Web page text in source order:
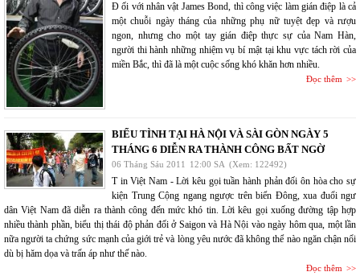
Đ ối với nhân vật James Bond, thì công việc làm gián điệp là cả
một chuỗi ngày tháng của những phụ nữ tuyệt đẹp và rượu
ngon, nhưng cho một tay gián điệp thực sự của Nam Hàn,
người thi hành những nhiệm vụ bí mật tại khu vực tách rời của
miền Bắc, thì đã là một cuộc sống khó khăn hơn nhiều.
Đọc thêm
BIỂU TÌNH TẠI HÀ NỘI VÀ SÀI GÒN NGÀY 5
THÁNG 6 DIỄN RA THÀNH CÔNG BẤT NGỜ
06 Tháng Sáu 2011 12:00 SA (Xem: 122492)
T in Việt Nam - Lời kêu gọi tuần hành phản đối ôn hòa cho sự
kiện Trung Cộng ngang ngược trên biển Đông, xua đuổi ngư
dân Việt Nam đã diễn ra thành công đến mức khó tin. Lời kêu gọi xuống đường tập hợp
nhiều thành phần, biểu thị thái độ phản đối ở Saigon và Hà Nội vào ngày hôm qua, một lần
nữa người ta chứng sức mạnh của giới trẻ và lòng yêu nước đã không thể nào ngăn chận nổi
dù bị hăm dọa và trấn áp như thế nào.
Đọc thêm